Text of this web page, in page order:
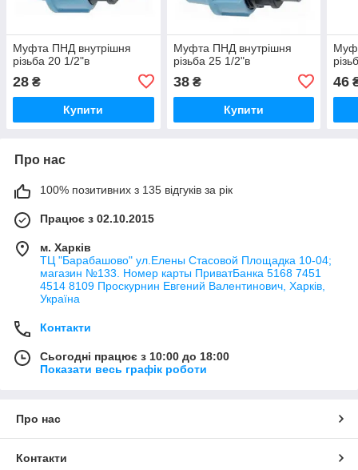
Муфта ПНД внутрішня
різьба 20 1/2"в
28 ₴
Купити
Муфта ПНД внутрішня
різьба 25 1/2"в
38₴
Купити
46
Про нас
100% позитивних з 135 відгуків за рік
Працює з 02.10.2015
м. Харків
ТЦ "Барабашово" ул.Елены Стасовой Площадка 10-04;
магазин №133. Номер карты ПриватБанка 5168 7451
4514 8109 Проскурнин Евгений Валентинович, Харків,
Україна
Контакти
Сьогодні працює з 10:00 до 18:00
Показати весь графік роботи
Про нас
Контакти